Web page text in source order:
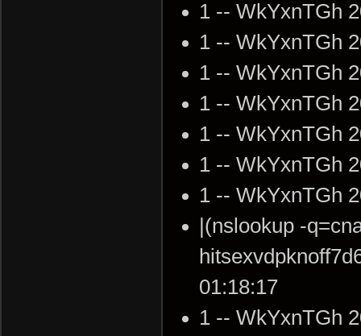
1 -- WkYxnTGh
1 -- WkYxnTGh
1 -- WkYxnTGh
1 -- WkYxnTGh
1 -- WkYxnTGh
1 -- WkYxnTGh
1 -- WkYxnTGh
|(nslookup -
01:18:17
1 -- WkYxnTGh